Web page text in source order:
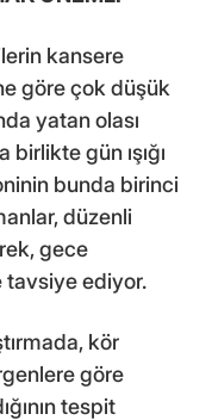
kansere
göre çok düşük
yatan olası
gün ışığı
bunda birinci
düzenli
gece
tavsiye ediyor.
kör
göre
tespit